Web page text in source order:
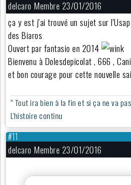
delcaro Membre 23/01/2016
ça y est j'ai trouvé un sujet sur
des Biaros
Ouvert par fantasio en 2014
Bienvenu à Dolesdepicolat , 666 ,
et bon courage pour cette nouvelle
“ Tout ira bien à la fin et si ça ne va
L'histoire continu
#11
delcaro Membre 23/01/2016